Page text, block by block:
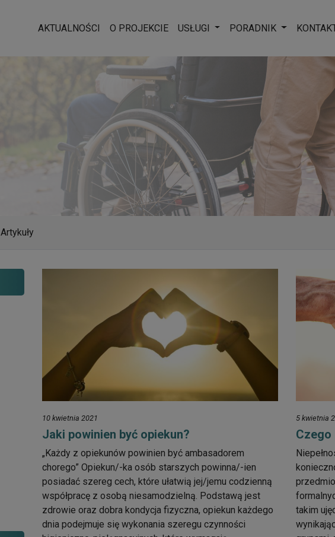
AKTUALNOŚCI O PROJEKCIE USŁUGI Rozwiń menu
PORADNIK Rozwiń
Artykuły
10 kwietnia 2021
Jaki powinien być opiekun?
„Każdy z opiekunów powinien być ambasadorem
chorego” Opiekun/-ka osób starszych powinna/-ien
posiadać szereg cech, które ułatwią jej/jemu codzienną
współpracę z osobą niesamodzielną. Podstawą jest
zdrowie oraz dobra kondycja fizyczna, opiekun każdego
dnia podejmuje się wykonania szeregu czynności
5 kwietnia
Czego
takim